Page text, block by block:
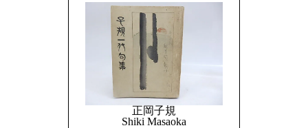
正岡子規
Shiki Masaoka